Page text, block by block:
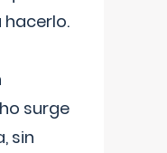
hacerlo.
surge
sin